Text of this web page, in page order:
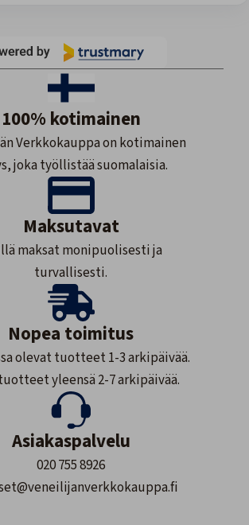
100% kotimainen
Verkkokauppa on kotimainen
joka työllistää suomalaisia.
Maksutavat
maksat monipuolisesti ja
turvallisesti.
Nopea toimitus
olevat tuotteet 1-3 arkipäivää.
yleensä 2-7 arkipäivää.
Asiakaspalvelu
020 755 8926